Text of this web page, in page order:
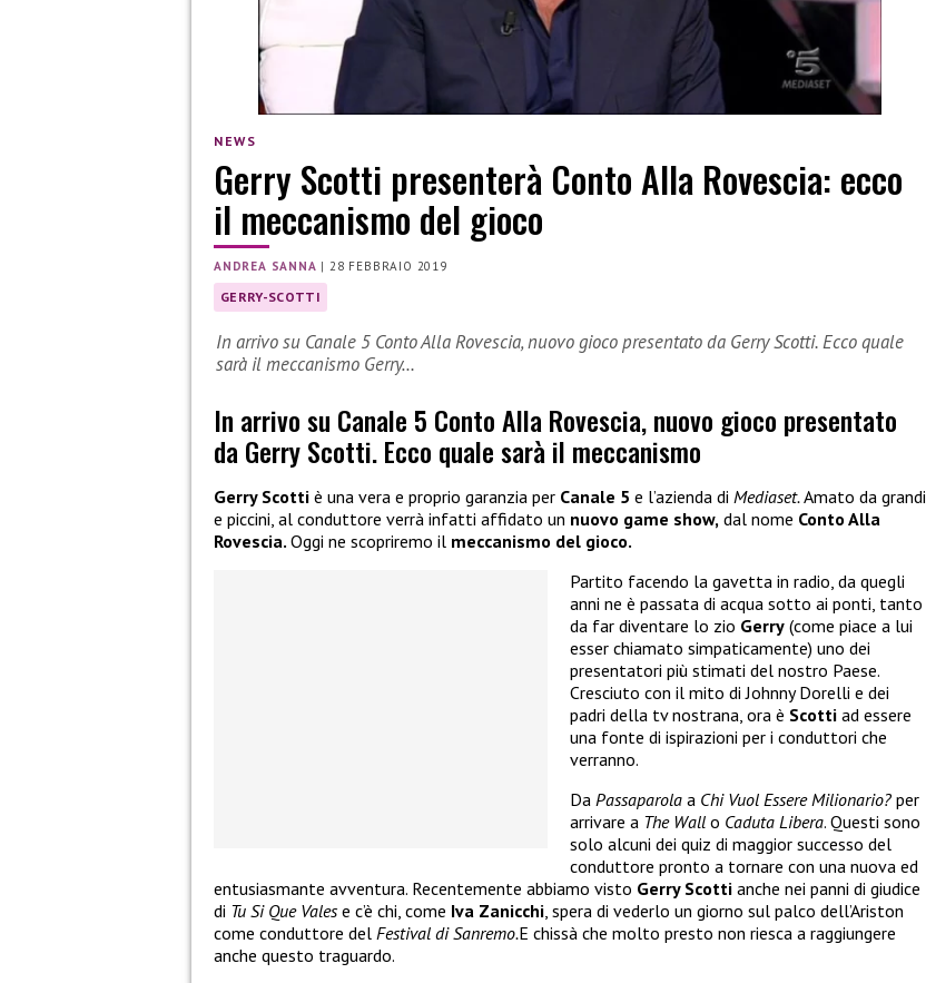
NEWS
Gerry Scotti presenterà Conto Alla Rovescia: ecco
il meccanismo del gioco
ANDREA SANNA |28 FEBBRAIO 2019
GERRY-SCOTTI
In arrivo su Canale 5 Conto Alla Rovescia, nuovo gioco presentato da Gerry Scotti. Ecco quale
sarà il meccanismo Gerry…
In arrivo su Canale 5 Conto Alla Rovescia, nuovo gioco presentato
da Gerry Scotti. Ecco quale sarà il meccanismo
Gerry Scotti è una vera e proprio garanzia per Canale 5 e l’azienda di Mediaset.Amato da grandi
e piccini, al conduttore verrà infatti affidato un nuovo game show, dal nome Conto Alla
Rovescia. Oggi ne scopriremo il meccanismo del gioco.
Partito facendo la gavetta in radio, da quegli
anni ne è passata di acqua sotto ai ponti, tanto
da far diventare lo zio Gerry (come piace a lui
esser chiamato simpaticamente) uno dei
presentatori più stimati del nostro Paese.
Cresciuto con il mito di Johnny Dorelli e dei
padri della tv nostrana, ora è Scotti ad essere
una fonte di ispirazioni per i conduttori che
verranno.
Da Passaparola a Chi Vuol Essere Milionario? per
arrivare a The Wall o Caduta Libera. Questi sono
solo alcuni dei quiz di maggior successo del
conduttore pronto a tornare con una nuova ed
entusiasmante avventura. Recentemente abbiamo visto Gerry Scotti anche nei panni di giudice
di Tu Si Que Valese c’è chi, come Iva Zanicchi, spera di vederlo un giorno sul palco dell’Ariston
come conduttore del Festival di Sanremo.E chissà che molto presto non riesca a raggiungere
anche questo traguardo.